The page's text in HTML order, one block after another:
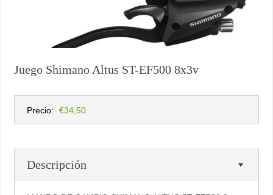
Juego Shimano Altus ST-EF500 8x3v
Precio: €34,50
Descripción